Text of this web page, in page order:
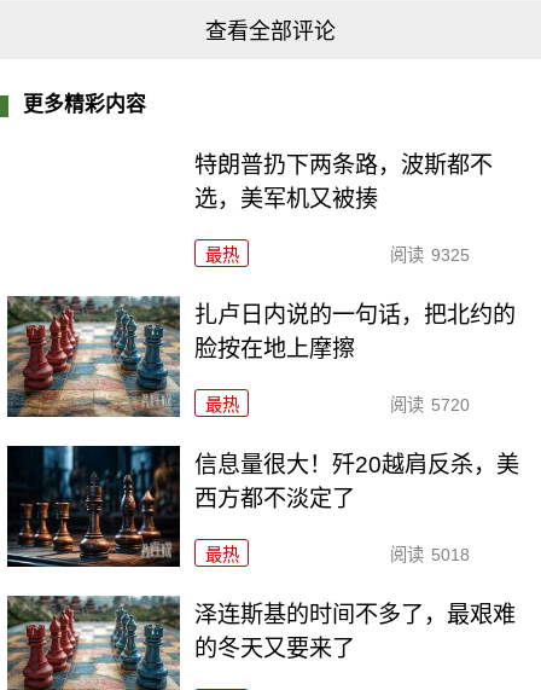
查看全部评论
更多精彩内容
特朗普扔下两条路，波斯都不
选，美军机又被揍
最热 阅读 9325
扎卢日内说的一句话，把北约的
脸按在地上摩擦
最热 阅读 5720
信息量很大！歼20越肩反杀，美
西方都不淡定了
最热 阅读 5018
泽连斯基的时间不多了，最艰难
的冬天又要来了